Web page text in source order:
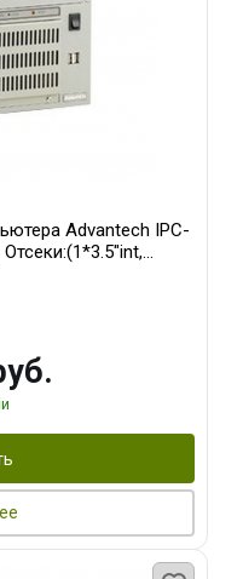
Advantech IPC-
Отсеки:(1*3.5"int,